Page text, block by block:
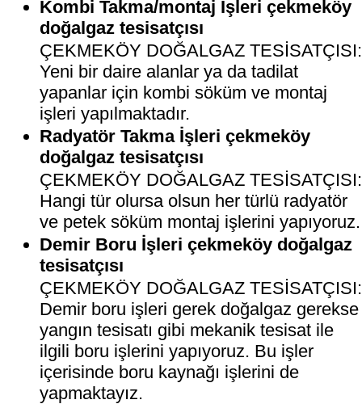
Kombi Takma/montaj İşleri çekmeköy
doğalgaz tesisatçısı
ÇEKMEKÖY DOĞALGAZ TESİSATÇISI:
Yeni bir daire alanlar ya da tadilat
yapanlar için kombi söküm ve montaj
işleri yapılmaktadır.
Radyatör Takma İşleri çekmeköy
doğalgaz tesisatçısı
ÇEKMEKÖY DOĞALGAZ TESİSATÇISI:
Hangi tür olursa olsun her türlü radyatör
ve petek söküm montaj işlerini yapıyoruz.
Demir Boru İşleri çekmeköy doğalgaz
tesisatçısı
ÇEKMEKÖY DOĞALGAZ TESİSATÇISI:
Demir boru işleri gerek doğalgaz gerekse
yangın tesisatı gibi mekanik tesisat ile
ilgili boru işlerini yapıyoruz. Bu işler
içerisinde boru kaynağı işlerini de
yapmaktayız.